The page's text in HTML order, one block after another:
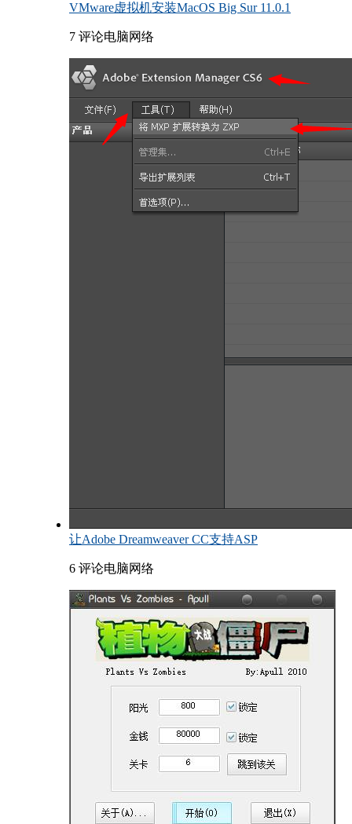
VMware虚拟机安装MacOS Big Sur 11.0.1
7 评论电脑网络
让Adobe Dreamweaver CC支持ASP
6 评论电脑网络